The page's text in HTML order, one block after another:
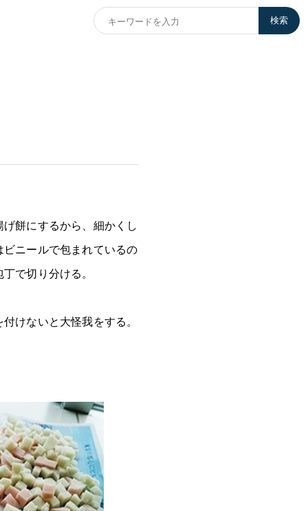
検索
餅にするから、細かくし
ニールで包まれているの
で切り分ける。
けないと大怪我をする。